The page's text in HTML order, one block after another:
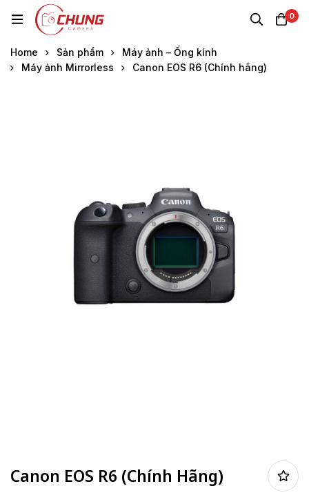
0
Home Sản phẩm
Máy ảnh – Ống kính
Máy ảnh Mirrorless
Canon EOS R6 (Chính hãng)
Canon EOS R6 (Chính Hãng)